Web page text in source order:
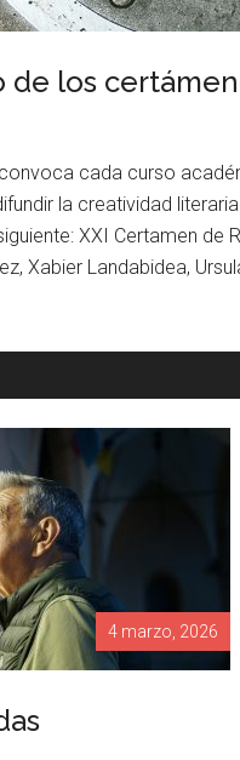
de los
cada curso
la creatividad
XXI Certamen de
Xabier Landabidea,
4 marzo, 2026